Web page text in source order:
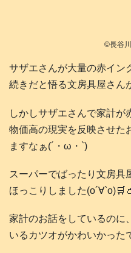
©長谷
サザエさんが大量の赤イン
続きだと悟る文房具屋さ
しかしサザエさんで家計が
物価高の現実を反映させた
ますなぁ(´・ω・`)
スーパーでばったり文房具
ほっこりしました
家計のお話をしているのに
いるカツオがかわいかった